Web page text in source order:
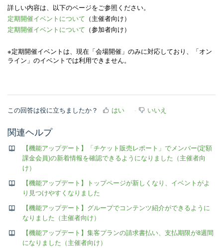
詳しい内容は、以下のページをご参照ください。
定期開催イベントについて （主催者向け）
定期開催イベントについて （参加者向け）
※定期開催イベントは、現在「会場開催」のみに対応しており、「オン
ライン」のイベントでは利用できません。
この回答は役に立ちましたか？ はい いいえ
関連ヘルプ
【機能アップデート】「チケット販売レポート」でメンバー(定額
課金会員)の新着情報を確認できるようになりました（主催者向
け）
【機能アップデート】トップページが新しくなり、イベントがよ
り見つけやすくなりました
【機能アップデート】グループでコンテンツ紹介ができるように
なりました（主催者向け）
【機能アップデート】集客プランの請求書払い、支払期限が8週間
になりました（主催者向け）